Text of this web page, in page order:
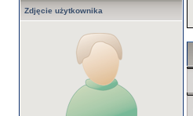
Zdjęcie użytkownika